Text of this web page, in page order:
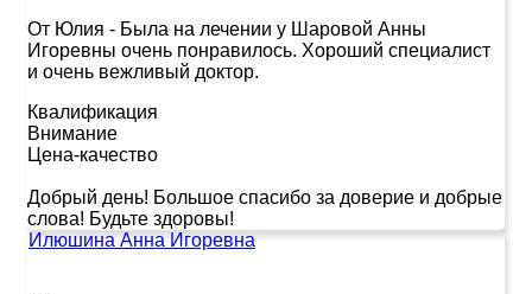
От Юлия - Была на лечении у Шаровой Анны
Игоревны очень понравилось. Хороший специалист
и очень вежливый доктор.
Квалификация
Внимание
Цена-качество
Добрый день! Большое спасибо за доверие и добрые
слова! Будьте здоровы!
Илюшина Анна Игоревна